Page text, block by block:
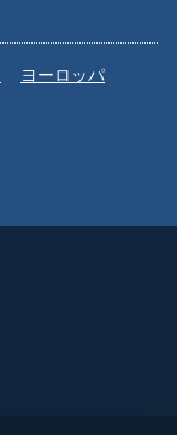
ヨーロッパ